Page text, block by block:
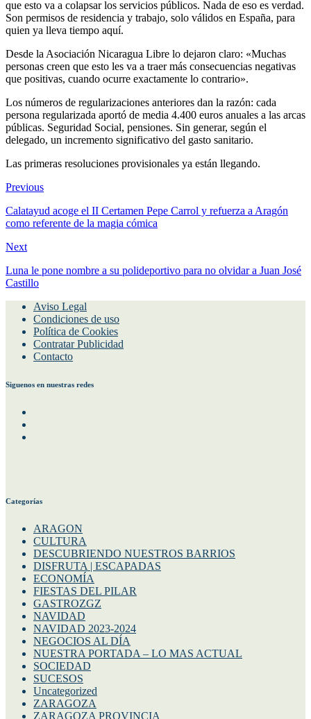
que esto va a colapsar los servicios públicos. Nada de eso es verdad.
Son permisos de residencia y trabajo, solo válidos en España, para
quien ya lleva tiempo aquí.
Desde la Asociación Nicaragua Libre lo dejaron claro: «Muchas
personas creen que esto les va a traer más consecuencias negativas
que positivas, cuando ocurre exactamente lo contrario».
Los números de regularizaciones anteriores dan la razón: cada
persona regularizada aportó de media 4.400 euros anuales a las arcas
públicas. Seguridad Social, pensiones. Sin generar, según el
delegado, un incremento significativo del gasto sanitario.
Las primeras resoluciones provisionales ya están llegando.
Previous
Calatayud acoge el II Certamen Pepe Carrol y refuerza a Aragón
como referente de la magia cómica
Next
Luna le pone nombre a su polideportivo para no olvidar a Juan José
Castillo
Aviso Legal
Condiciones de uso
Política de Cookies
Contratar Publicidad
Contacto
Siguenos en nuestras redes
Categorías
ARAGON
CULTURA
DESCUBRIENDO NUESTROS BARRIOS
DISFRUTA | ESCAPADAS
ECONOMÍA
FIESTAS DEL PILAR
GASTROZGZ
NAVIDAD
NAVIDAD 2023-2024
NEGOCIOS AL DÍA
NUESTRA PORTADA – LO MAS ACTUAL
SOCIEDAD
SUCESOS
Uncategorized
ZARAGOZA